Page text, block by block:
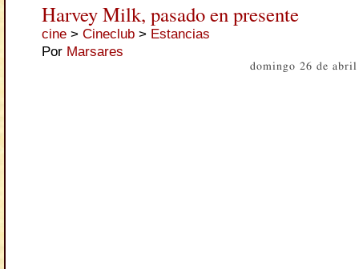
Harvey Milk, pasado en presente
cine > Cineclub > Estancias
Por Marsares
domingo 26 de